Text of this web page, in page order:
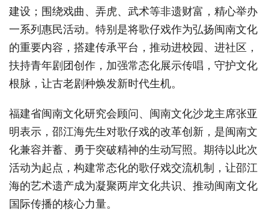
建设；围绕戏曲、弄虎、武术等非遗财富，精心举办
一系列惠民活动。特别是将歌仔戏作为弘扬闽南文化
的重要内容，搭建传承平台，推动进校园、进社区，
扶持青年剧团创作，加强常态化展示传唱，守护文化
根脉，让古老剧种焕发新时代生机。
福建省闽南文化研究会顾问、闽南文化沙龙主席张亚
明表示，邵江海先生对歌仔戏的改革创新，是闽南文
化兼容并蓄、勇于突破精神的生动写照。期待以此次
活动为起点，构建常态化的歌仔戏交流机制，让邵江
海的艺术遗产成为凝聚两岸文化共识、推动闽南文化
国际传播的核心力量。